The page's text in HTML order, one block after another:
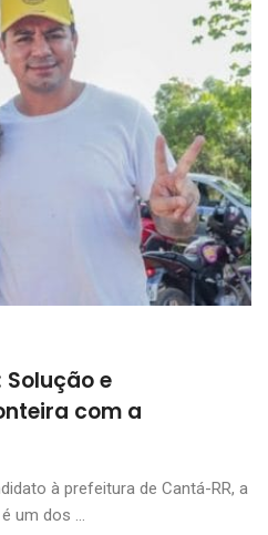
e
com a
à prefeitura de Cantá-RR, a
um dos ...